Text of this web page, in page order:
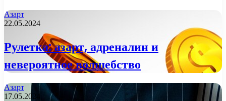
Азарт
22.05.2024
Рулетка: азарт, адреналин и
невероятное волшебство
Азарт
17.05.2024